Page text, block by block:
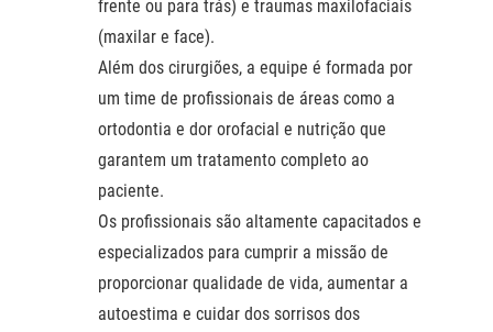
frente ou para trás) e traumas maxilofaciais
(maxilar e face).
Além dos cirurgiões, a equipe é formada por
um time de profissionais de áreas como a
ortodontia e dor orofacial e nutrição que
garantem um tratamento completo ao
paciente.
Os profissionais são altamente capacitados e
especializados para cumprir a missão de
proporcionar qualidade de vida, aumentar a
autoestima e cuidar dos sorrisos dos